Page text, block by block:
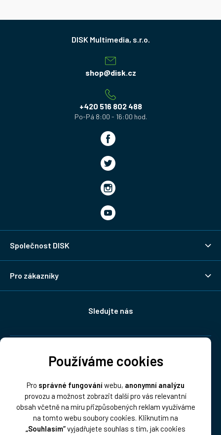
Používáme cookies
Pro správné fungováníwebu, anonymní analýzu
provozu a možnost zobrazit další pro vás relevantní
obsah včetně na míru přizpůsobených reklam využíváme
na tomto webu soubory cookies. Kliknutím na
„Souhlasím“vyjadřujete souhlas s tím, jak cookies
shop@disk.cz
+420 516 802 488
Společnost DISK
Pro zákazníky
Sledujte nás
Platba: